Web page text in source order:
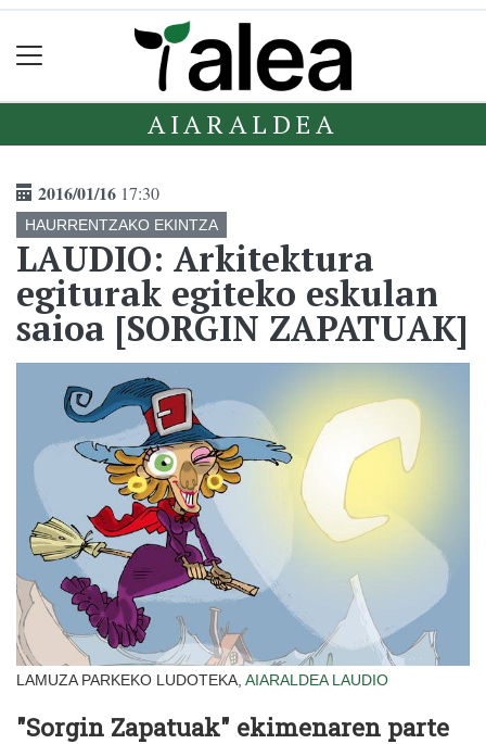
AIARALDEA
2016/01/16 17:30
HAURRENTZAKO EKINTZA
LAUDIO: Arkitektura
egiturak egiteko eskulan
saioa [SORGIN ZAPATUAK]
LAMUZA PARKEKO LUDOTEKA, AIARALDEA LAUDIO
"Sorgin Zapatuak" ekimenaren parte